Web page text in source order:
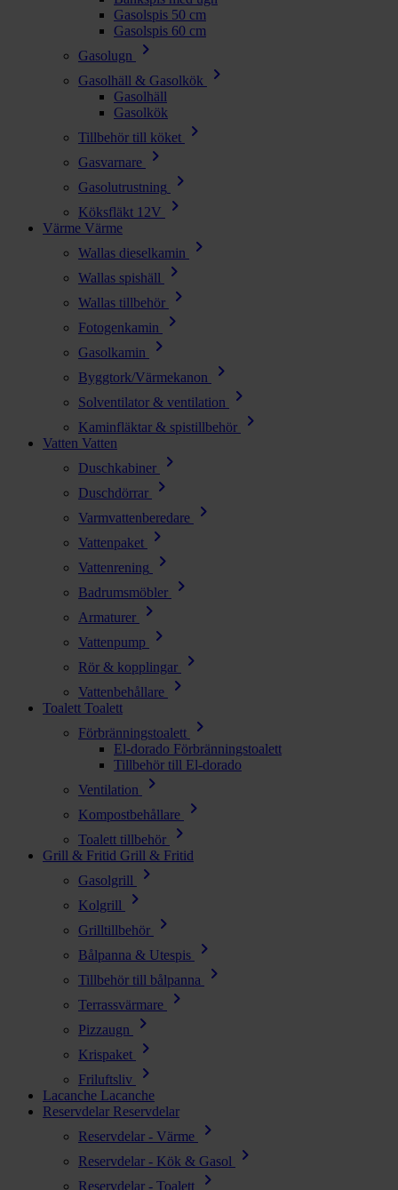
Gasolspis 50 cm
Gasolspis 60 cm
Gasolugn
chevron_right
Gasolhäll & Gasolkök chevron_right
Gasolhäll
Gasolkök
Tillbehör till köket
chevron_right
Gasvarnare chevron_right
Gasolutrustning chevron_right
Köksfläkt 12V chevron_right
Värme Värme
Wallas dieselkamin
chevron_right
Wallas spishäll chevron_right
Wallas tillbehör chevron_right
Fotogenkamin chevron_right
Gasolkamin chevron_right
Byggtork/Värmekanon chevron_right
Solventilator & ventilation chevron_right
Kaminfläktar & spistillbehör chevron_right
Vatten Vatten
Duschkabiner
chevron_right
Duschdörrar chevron_right
Varmvattenberedare chevron_right
Vattenpaket chevron_right
Vattenrening chevron_right
Badrumsmöbler chevron_right
Armaturer chevron_right
Vattenpump chevron_right
Rör & kopplingar chevron_right
Vattenbehållare chevron_right
Toalett Toalett
Förbränningstoalett
chevron_right
El-dorado Förbränningstoalett
Tillbehör till El-dorado
Ventilation
chevron_right
Kompostbehållare chevron_right
Toalett tillbehör chevron_right
Grill & Fritid Grill & Fritid
Gasolgrill
chevron_right
Kolgrill chevron_right
Grilltillbehör chevron_right
Bålpanna & Utespis chevron_right
Tillbehör till bålpanna chevron_right
Terrassvärmare chevron_right
Pizzaugn chevron_right
Krispaket chevron_right
Friluftsliv chevron_right
Lacanche Lacanche
Reservdelar Reservdelar
Reservdelar - Värme
chevron_right
Reservdelar - Kök & Gasol chevron_right
Reservdelar - Toalett chevron_right